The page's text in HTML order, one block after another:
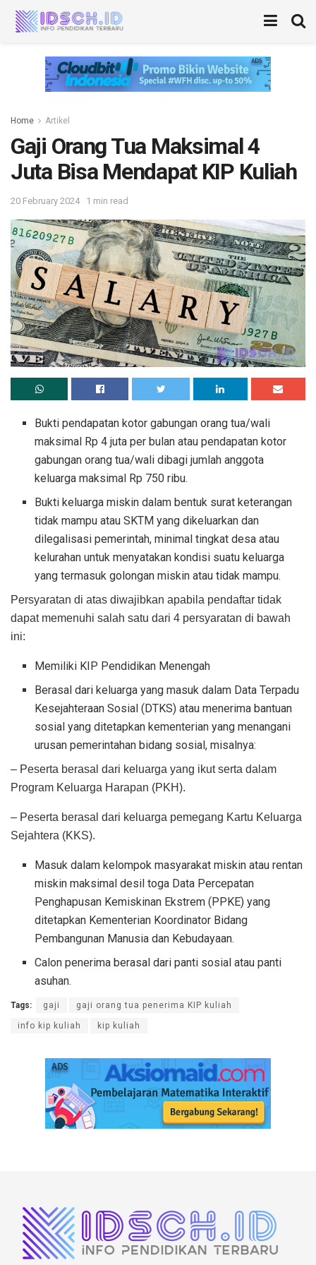
Home Artikel
Gaji Orang Tua Maksimal 4
Juta Bisa Mendapat KIP Kuliah
20 February 2024 1 min read
Bukti pendapatan kotor gabungan orang tua/wali
maksimal Rp 4 juta per bulan atau pendapatan kotor
gabungan orang tua/wali dibagi jumlah anggota
keluarga maksimal Rp 750 ribu.
Bukti keluarga miskin dalam bentuk surat keterangan
tidak mampu atau SKTM yang dikeluarkan dan
dilegalisasi pemerintah, minimal tingkat desa atau
kelurahan untuk menyatakan kondisi suatu keluarga
yang termasuk golongan miskin atau tidak mampu.
Persyaratan di atas diwajibkan apabila pendaftar tidak
dapat memenuhi salah satu dari 4 persyaratan di bawah
ini:
Memiliki KIP Pendidikan Menengah
Berasal dari keluarga yang masuk dalam Data Terpadu
Kesejahteraan Sosial (DTKS) atau menerima bantuan
sosial yang ditetapkan kementerian yang menangani
urusan pemerintahan bidang sosial, misalnya:
– Peserta berasal dari keluarga yang ikut serta dalam
Program Keluarga Harapan (PKH).
– Peserta berasal dari keluarga pemegang Kartu Keluarga
Sejahtera (KKS).
Masuk dalam kelompok masyarakat miskin atau rentan
miskin maksimal desil toga Data Percepatan
Penghapusan Kemiskinan Ekstrem (PPKE) yang
ditetapkan Kementerian Koordinator Bidang
Pembangunan Manusia dan Kebudayaan.
Calon penerima berasal dari panti sosial atau panti
asuhan.
Tags: gaji gaji orang tua penerima KIP kuliah
info kip kuliah kip kuliah